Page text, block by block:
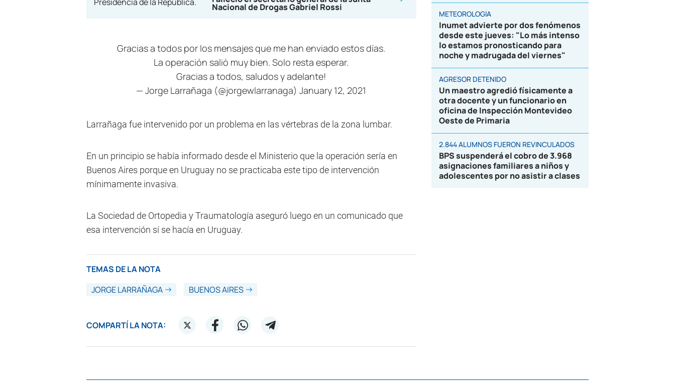
Nacional de Drogas Gabriel Rossi
Gracias a todos por los mensajes que me han enviado estos días.
La operación salió muy bien. Solo resta esperar.
Gracias a todos, saludos y adelante!
— Jorge Larrañaga (@jorgewlarranaga)January 12, 2021
Larrañaga fue intervenido por un problema en las vértebras de la zona lumbar.
En un principio se había informado desde el Ministerio que la operación sería en
Buenos Aires porque en Uruguay no se practicaba este tipo de intervención
mínimamente invasiva.
La Sociedad de Ortopedia y Traumatología aseguró luego en un comunicado que
esa intervención sí se hacía en Uruguay.
TEMAS DE LA NOTA
JORGE LARRAÑAGA
BUENOS AIRES
COMPARTÍ LA NOTA:
METEOROLOGÍA
Inumet advierte por dos fenómenos
desde este jueves: "Lo más intenso
lo estamos pronosticando para
noche y madrugada del viernes"
AGRESOR DETENIDO
Un maestro agredió físicamente a
otra docente y un funcionario en
oficina de Inspección Montevideo
Oeste de Primaria
2.844 ALUMNOS FUERON REVINCULADOS
BPS suspenderá el cobro de 3.968
asignaciones familiares a niños y
adolescentes por no asistir a clases